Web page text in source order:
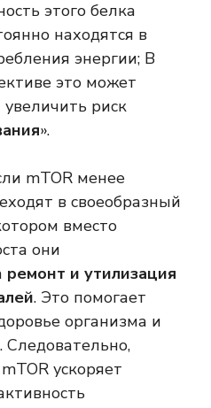
этого белка
находятся в
энергии; В
это может
риск
».
mTOR менее
в своеобразный
вместо
они
ремонт и утилизация
. Это помогает
организма и
Следовательно,
ускоряет